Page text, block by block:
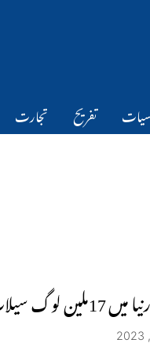
تفریح تجارت
سیلاب کی زد میں